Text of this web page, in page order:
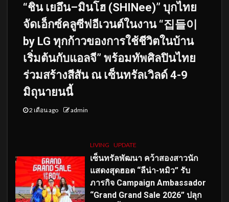
“ชิน เยอึน–มินโฮ (SHINee)” บุกไทย
จัดเอ็กซ์คลูซีฟอีเวนต์ในงาน “집들이
by LG ทุกก้าวของการใช้ชีวิตในบ้าน
เริ่มต้นกับแอลจี” พร้อมทัพศิลปินไทย
ร่วมสร้างสีสัน ณ เซ็นทรัลเวิลด์ 4-9
มิถุนายนนี้
2 เดือน ago admin
LIVING UPDATE
เซ็นทรัลพัฒนา คว้าสองสาวนัก
แสดงสุดฮอต “ลีน่า-หมิว” รับ
ภารกิจ Campaign Ambassador
“Grand Grand Sale 2026” ปลุก